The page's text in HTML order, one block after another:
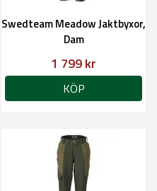
Swedteam Meadow Jaktbyxor,
Dam
1 799 kr
KÖP